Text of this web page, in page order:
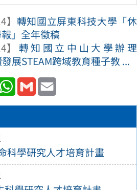
科學研究人才培育計畫
轉知國立屏東科技大學「休
」全年徵稿
轉知國立中山大學辦理
發展STEAM跨域教育種子教 ...
WhatsApp
Gmail